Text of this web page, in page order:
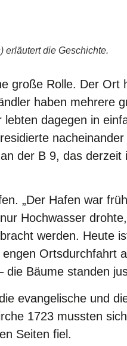
erläutert die Geschichte.
große Rolle. Der Ort
haben
dagegen in
der B 9, das
„Der Hafen war
Hochwasser
werden. Heute
Ortsdurchfahrt
Bäume standen
evangelische und
1723 mussten
Seiten fiel.